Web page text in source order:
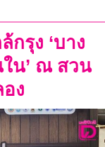
กรุง ‘บาง
น’ ณ สวน
ง